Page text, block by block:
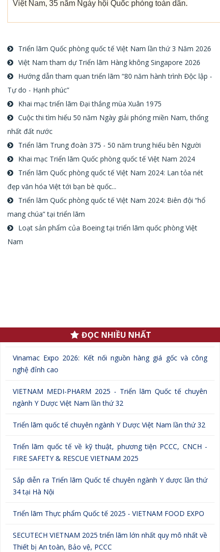
Việt Nam, 35 năm Ngày hội Quốc phòng toàn dân.
Triển lãm Quốc phòng quốc tế Việt Nam lần thứ 3 Năm 2026
Việt Nam tham dự Triển lãm Hàng không Singapore 2026
Hướng dẫn tham quan triển lãm “80 năm hành trình Độc lập -
Tự do - Hạnh phúc”
Khai mạc triển lãm Đại thắng mùa Xuân 1975
Cuộc thi tìm hiểu 50 năm Ngày giải phóng miền Nam, thống
nhất đất nước
Triển lãm Trung đoàn 375 - 50 năm trung hiếu bên Người
Khai mạc Triển lãm Quốc phòng quốc tế Việt Nam 2024
Triển lãm Quốc phòng quốc tế Việt Nam 2024: Lan tỏa nét
đẹp văn hóa Việt tới bạn bè quốc...
Triển lãm Quốc phòng quốc tế Việt Nam 2024: Biên đội “hổ
mang chúa” tại triển lãm
Loạt sản phẩm của Boeing tại triển lãm quốc phòng Việt
Nam
. ĐỌC NHIỀU NHẤT
Vinamac Expo 2026: Kết nối nguồn hàng giá gốc và công
nghệ đỉnh cao
VIETNAM MEDI-PHARM 2025 - Triển lãm Quốc tế chuyên
ngành Y Dược Việt Nam lần thứ 32
Triển lãm quốc tế chuyên ngành Y Dược Việt Nam lần thứ 32
Triển lãm quốc tế về kỹ thuật, phương tiện PCCC, CNCH -
FIRE SAFETY & RESCUE VIETNAM 2025
Sắp diễn ra Triển lãm Quốc tế chuyên ngành Y dược lần thứ
34 tại Hà Nội
Triển lãm Thực phẩm Quốc tế 2025 - VIETNAM FOOD EXPO
SECUTECH VIETNAM 2025 triển lãm lớn nhất quy mô nhất về
Thiết bị An toàn, Bảo vệ, PCCC